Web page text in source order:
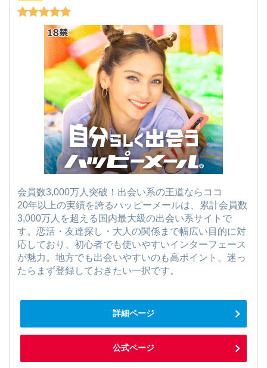
会員数3,000万人突破！出会い系の王道ならココ
20年以上の実績を誇るハッピーメールは、累計会員数
3,000万人を超える国内最大級の出会い系サイトで
す。恋活・友達探し・大人の関係まで幅広い目的に対
応しており、初心者でも使いやすいインターフェース
が魅力。地方でも出会いやすいのも高ポイント。迷っ
たらまず登録しておきたい一択です。
詳細ページ
公式ページ